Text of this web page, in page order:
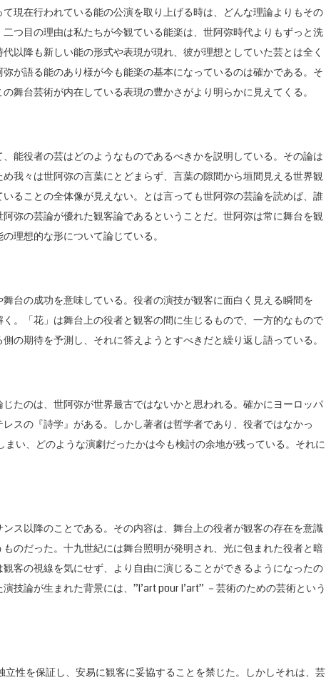
現在行われている能の公演を取り上げる時は、どんな理論よりもその
つ目の理由は私たちが今観ている能楽は、世阿弥時代よりもずっと洗
以降も新しい能の形式や表現が現れ、彼が理想としていた芸とは全く
が語る能のあり様が今も能楽の基本になっているのは確かである。そ
舞台芸術が内在している表現の豊かさがより明らかに見えてくる。
能役者の芸はどのようなものであるべきかを説明している。その論は
我々は世阿弥の言葉にとどまらず、言葉の隙間から垣間見える世界観
ることの全体像が見えない。とは言っても世阿弥の芸論を読めば、誰
弥の芸論が優れた観客論であるということだ。世阿弥は常に舞台を観
理想的な形について論じている。
台の成功を意味している。役者の演技が観客に面白く見える瞬間を
。「花」は舞台上の役者と観客の間に生じるもので、一方的なもので
の期待を予測し、それに答えようとすべきだと繰り返し語っている。
たのは、世阿弥が世界最古ではないかと思われる。確かにヨーロッパ
スの『詩学』がある。しかし著者は哲学者であり、役者ではなかっ
い、どのような演劇だったかは今も検討の余地が残っている。それに
ス以降のことである。その内容は、舞台上の役者が観客の存在を意識
のだった。十九世紀には舞台照明が発明され、光に包まれた役者と暗
客の視線を気にせず、より自由に演じることができるようになったの
技論が生まれた背景には、”l’art pour l’art” －芸術のための芸術という
立性を保証し、安易に観客に妥協することを禁じた。しかしそれは、芸